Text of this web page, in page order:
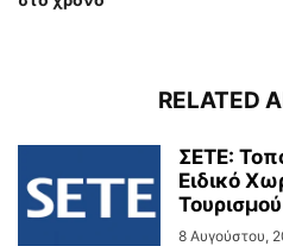
RELATED
ΣΕΤΕ:
Ειδικό
Τουρισμού
8 Αυγούστου,